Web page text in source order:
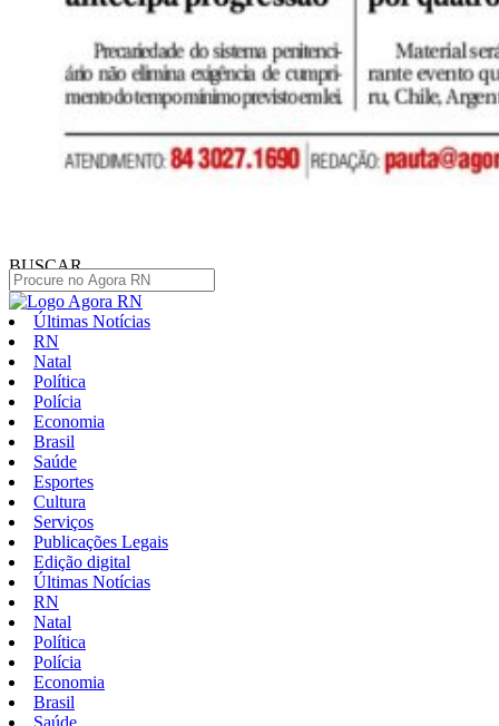
BUSCAR
Últimas Notícias
RN
Natal
Política
Polícia
Economia
Brasil
Saúde
Esportes
Cultura
Serviços
Publicações Legais
Edição digital
Últimas Notícias
RN
Natal
Política
Polícia
Economia
Brasil
Saúde